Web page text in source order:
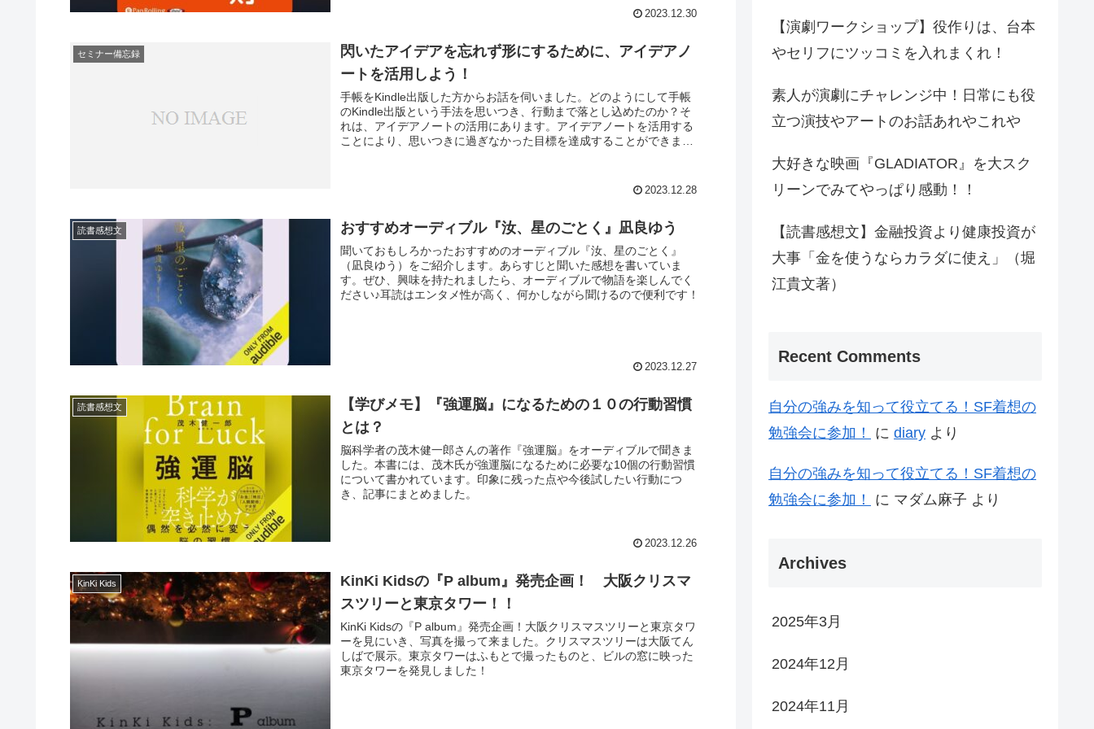
2023.12.30
セミナー備忘録
閃いたアイデアを忘れず形にするために、アイデアノ
ートを活用しよう！
手帳をKindle出版した方からお話を伺いました。どのようにして手帳
のKindle出版という手法を思いつき、行動まで落とし込めたのか？そ
れは、アイデアノートの活用にあります。アイデアノートを活用する
ことにより、思いつきに過ぎなかった目標を達成することができま
2023.12.28
読書感想文 おすすめオーディブル『汝、星のごとく』凪良ゆう
聞いておもしろかったおすすめのオーディブル『汝、星のごとく』
（凪良ゆう）をご紹介します。あらすじと聞いた感想を書いていま
す。ぜひ、興味を持たれましたら、オーディブルで物語を楽しんでく
ださい♪耳読はエンタメ性が高く、何かしながら聞けるので便利です！
2023.12.27
読書感想文
【学びメモ】『強運脳』になるための１０の行動習慣
とは？
脳科学者の茂木健一郎さんの著作『強運脳』をオーディブルで聞きま
した。本書には、茂木氏が強運脳になるために必要な10個の行動習慣
について書かれています。印象に残った点や今後試したい行動につ
き、記事にまとめました。
2023.12.26
KinKi Kids
KinKi Kidsの『P album』発売企画！ 大阪クリスマ
スツリーと東京タワー！！
KinKi Kidsの『P album』発売企画！大阪クリスマスツリーと東京タワ
ーを見にいき、写真を撮って来ました。クリスマスツリーは大阪てん
しばで展示。東京タワーはふもとで撮ったものと、ビルの窓に映った
東京タワーを発見しました！
【演劇ワークショップ】役作りは、台本
やセリフにツッコミを入れまくれ！
素人が演劇にチャレンジ中！日常にも役
立つ演技やアートのお話あれやこれや
大好きな映画『GLADIATOR』を大スク
リーンでみてやっぱり感動！！
【読書感想文】金融投資より健康投資が
大事「金を使うならカラダに使え」（堀
江貴文著）
Recent Comments
自分の強みを知って役立てる！SF着想の
勉強会に参加！
に diary より
自分の強みを知って役立てる！SF着想の
勉強会に参加！
に マダム麻子 より
Archives
2025年3月
2024年12月
2024年11月